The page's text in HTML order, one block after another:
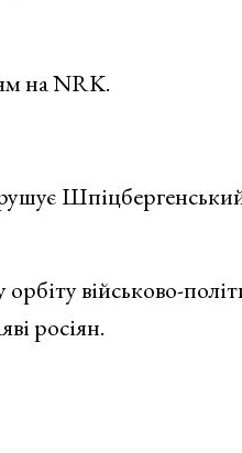
на NRK.
військово-
росіян.